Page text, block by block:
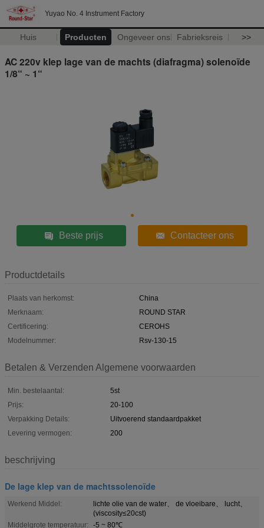
Yuyao No. 4 Instrument Factory
Huis Producten Ongeveer ons Fabrieksreis >>
AC 220v klep lage van de machts (diafragma) solenoïde
1/8“ ~ 1“
Beste prijs Contacteer ons
Productdetails
Plaats van herkomst:
China
Merknaam:
ROUND STAR
Certificering:
CEROHS
Modelnummer:
Rsv-130-15
Betalen & Verzenden Algemene voorwaarden
Min. bestelaantal:
5st
Prijs:
20-100
Verpakking Details:
Uitvoerend standaardpakket
Levering vermogen:
200
beschrijving
De lage klep van de machtssolenoïde
Werkend Middel:
lichte olie van de water、 de vloeibare、 lucht、
(viscosity≤20cst)
Middelgrote temperatuur:
-5 ~ 80℃